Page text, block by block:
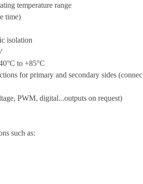
temperature range
time)
isolation
to +85°C
for primary and secondary sides
PWM, digital...outputs on request)
such as: